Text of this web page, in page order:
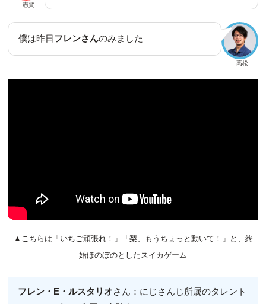
志賀
高松
僕は昨日フレンさんのみました
▲こちらは「いちご頑張れ！」「梨、もうちょっと動いて！」と、終
始ほのぼのとしたスイカゲーム
フレン・E・ルスタリオさん：にじさんじ所属のタレント